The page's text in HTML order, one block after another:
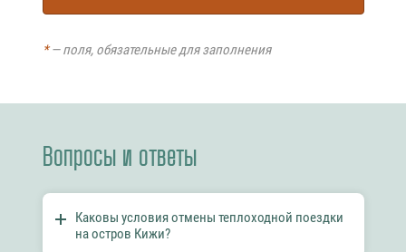
*— поля, обязательные для заполнения
Вопросы и ответы
Каковы условия отмены теплоходной поездки
на остров Кижи?